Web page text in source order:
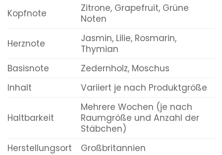
Kopfnote
Zitrone, Grapefruit, Grüne
Noten
Herznote
Jasmin, Lilie, Rosmarin,
Thymian
Basisnote
Zedernholz, Moschus
Inhalt
Variiert je nach Produktgröße
Haltbarkeit
Mehrere Wochen (je nach
Raumgröße und Anzahl der
Stäbchen)
Herstellungsort
Großbritannien